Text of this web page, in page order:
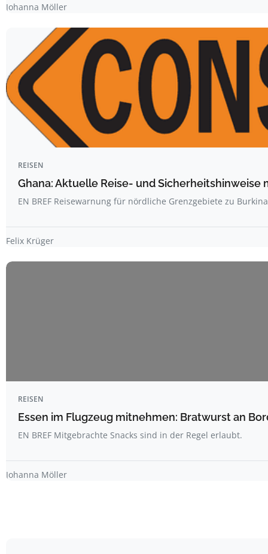
Johanna Möller
REISEN
Ghana: Aktuelle Reise- und Sicherheitshinweise
EN BREF Reisewarnung für nördliche Grenzgebiete zu
Felix Krüger
REISEN
Essen im Flugzeug mitnehmen: Bratwurst an
EN BREF Mitgebrachte Snacks sind in der Regel erlaubt.
Johanna Möller